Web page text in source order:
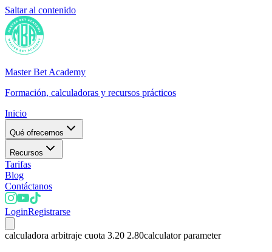
Saltar al contenido
Master Bet Academy
Formación, calculadoras y recursos prácticos
Inicio
Qué ofrecemos
Recursos
Tarifas
Blog
Contáctanos
LoginRegistrarse
calculadora arbitraje cuota 3.20 2.80calculator parameter